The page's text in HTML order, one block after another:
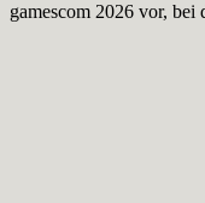
gamescom 2026 vor, bei